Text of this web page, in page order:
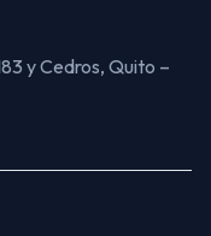
y Cedros, Quito –